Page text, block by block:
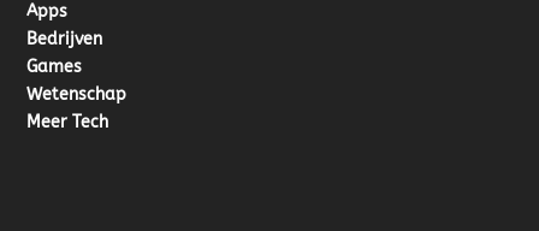
Apps
Bedrijven
Games
Wetenschap
Meer Tech